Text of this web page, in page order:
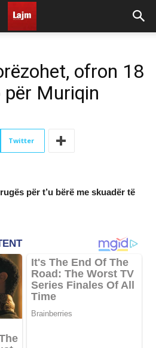
ofron 18
për Muriqin
Twitter
për t’u bërë me skuadër të